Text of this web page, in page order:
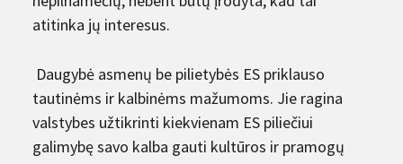
atitinka jų interesus.
Daugybė asmenų be pilietybės ES priklauso
tautinėms ir kalbinėms mažumoms. Jie ragina
valstybes užtikrinti kiekvienam ES piliečiui
galimybę savo kalba gauti kultūros ir pramogų